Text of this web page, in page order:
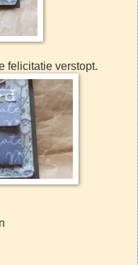
felicitatie verstopt.